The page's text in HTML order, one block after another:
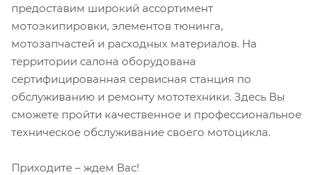
предоставим широкий ассортимент
мотоэкипировки, элементов тюнинга,
мотозапчастей и расходных материалов. На
территории салона оборудована
сертифицированная сервисная станция по
обслуживанию и ремонту мототехники. Здесь Вы
сможете пройти качественное и профессиональное
техническое обслуживание своего мотоцикла.
Приходите – ждем Вас!